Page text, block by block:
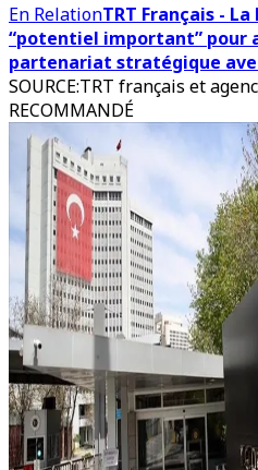
En RelationTRT Français -
“potentiel important” pour
partenariat stratégique
SOURCE:TRT français et
RECOMMANDÉ